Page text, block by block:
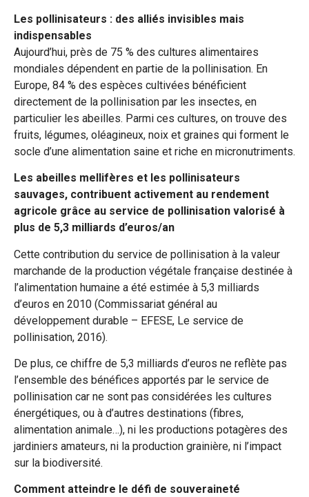
Les pollinisateurs : des alliés invisibles mais
indispensables
Aujourd’hui, près de 75 % des cultures alimentaires
mondiales dépendent en partie de la pollinisation. En
Europe, 84 % des espèces cultivées bénéficient
directement de la pollinisation par les insectes, en
particulier les abeilles. Parmi ces cultures, on trouve des
fruits, légumes, oléagineux, noix et graines qui forment le
socle d’une alimentation saine et riche en micronutriments.
Les abeilles mellifères et les pollinisateurs
sauvages, contribuent activement au rendement
agricole grâce au service de pollinisation valorisé à
plus de 5,3 milliards d’euros/an
Cette contribution du service de pollinisation à la valeur
marchande de la production végétale française destinée à
l’alimentation humaine a été estimée à 5,3 milliards
d’euros en 2010 (Commissariat général au
développement durable – EFESE, Le service de
pollinisation, 2016).
De plus, ce chiffre de 5,3 milliards d’euros ne reflète pas
l’ensemble des bénéfices apportés par le service de
pollinisation car ne sont pas considérées les cultures
énergétiques, ou à d’autres destinations (fibres,
alimentation animale…), ni les productions potagères des
jardiniers amateurs, ni la production grainière, ni l’impact
sur la biodiversité.
Comment atteindre le défi de souveraineté